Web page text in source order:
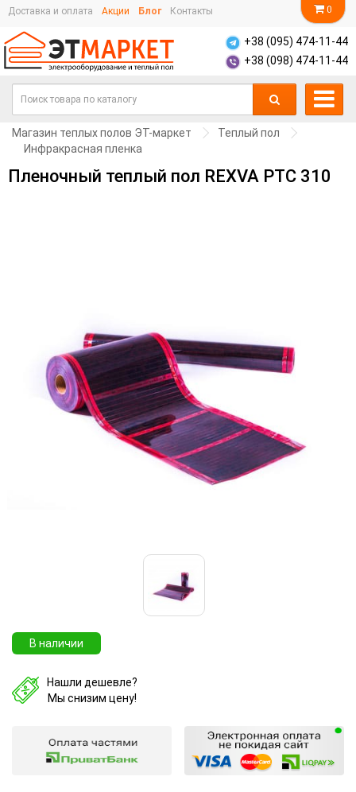
0
Доставка и оплата Акции Блог Контакты
+38 (095) 474-11-44
+38 (098) 474-11-44
Магазин теплых полов ЭТ-маркет
Теплый пол
Инфракрасная пленка
Пленочный теплый пол REXVA PTC 310
В наличии
Нашли дешевле?
Мы снизим цену!